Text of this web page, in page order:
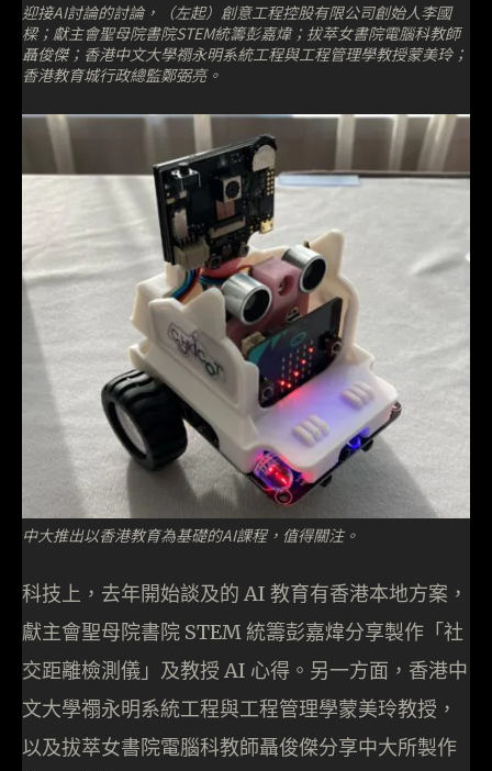
迎接AI討論的討論，（左起）創意工程控股有限公司創始人李國
樑；獻主會聖母院書院STEM統籌彭嘉煒；拔萃女書院電腦科教師
聶俊傑；香港中文大學禤永明系統工程與工程管理學教授蒙美玲；
香港教育城行政總監鄭弼亮。
中大推出以香港教育為基礎的AI課程，值得關注。
科技上，去年開始談及的 AI 教育有香港本地方案，
獻主會聖母院書院 STEM 統籌彭嘉煒分享製作「社
交距離檢測儀」及教授 AI 心得。另一方面，香港中
文大學禤永明系統工程與工程管理學蒙美玲教授，
以及拔萃女書院電腦科教師聶俊傑分享中大所製作